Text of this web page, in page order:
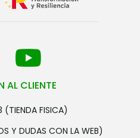
AL CLIENTE
(TIENDA FISICA)
Y DUDAS CON LA WEB)